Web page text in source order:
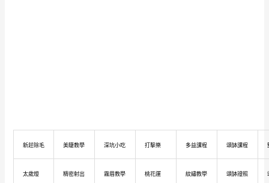
新莊除毛 美睫教學 深坑小吃 打擊樂 多益課程 頌缽課程
太歲燈 精密射出 霧眉教學 桃花運 紋繡教學 頌缽證照